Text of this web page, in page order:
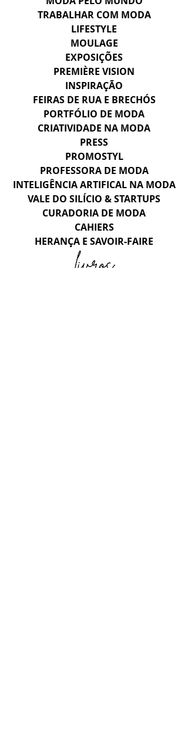
TRABALHAR COM MODA
LIFESTYLE
MOULAGE
EXPOSIÇÕES
PREMIÈRE VISION
INSPIRAÇÃO
FEIRAS DE RUA E BRECHÓS
PORTFÓLIO DE MODA
CRIATIVIDADE NA MODA
PRESS
PROMOSTYL
PROFESSORA DE MODA
INTELIGÊNCIA ARTIFICAL NA MODA
VALE DO SILÍCIO & STARTUPS
CURADORIA DE MODA
CAHIERS
HERANÇA E SAVOIR-FAIRE